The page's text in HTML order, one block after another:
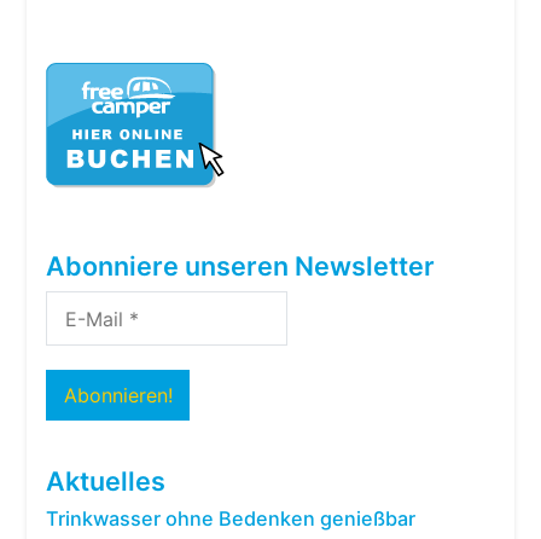
Abonniere unseren Newsletter
Aktuelles
Trinkwasser ohne Bedenken genießbar